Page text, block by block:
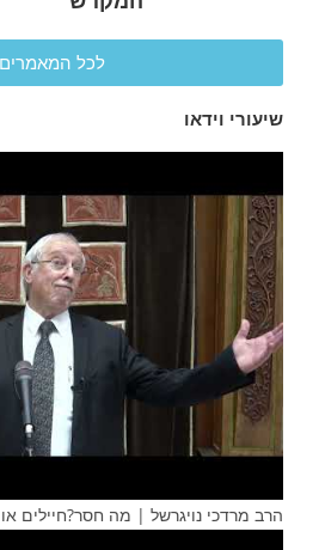
לכל המאמרים
שיעורי וידאו
הרב מרדכי נויגרשל | מה חסר?חיילים